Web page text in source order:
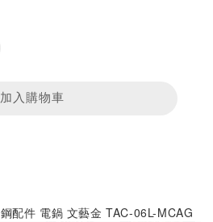
加入購物車
配件 電鍋 文藝金 TAC-06L-MCAG